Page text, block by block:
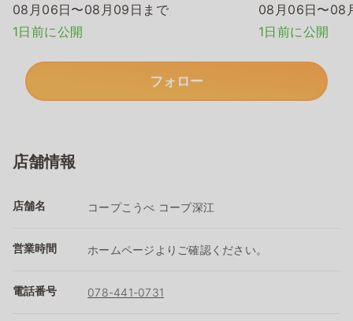
08月06日〜08月09日まで
1日前に公開
08月06日〜08
1日前に公開
フォロー
店舗情報
店舗名 コープこうべ コープ深江
営業時間 ホームページよりご確認ください。
電話番号 078-441-0731